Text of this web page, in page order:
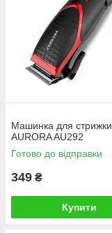
Машинка для стрижки
AURORA AU292
Готово до відправки
349 ₴
Купити